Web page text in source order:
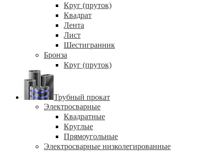
Круг (пруток)
Квадрат
Лента
Лист
Шестигранник
Бронза
Круг (пруток)
Трубный прокат
Электросварные
Квадратные
Круглые
Прямоугольные
Электросварные низколегированные